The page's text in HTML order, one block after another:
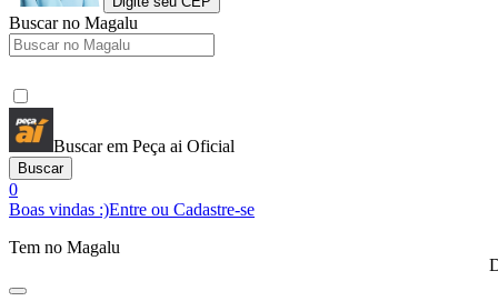
Buscar no Magalu
Buscar em Peça ai Oficial
Buscar
0
Boas vindas :)Entre ou Cadastre-se
Tem no Magalu